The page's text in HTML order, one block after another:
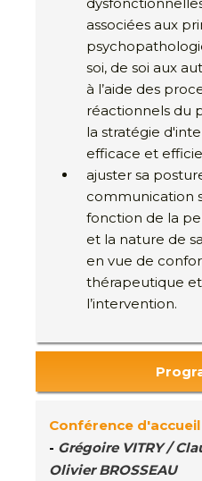
associées aux
soi, de soi aux
à l’aide des
réactionnels du
la stratégie
efficace et
ajuster sa
communication
fonction de la
et la nature de
en vue de
thérapeutique et
l’intervention.
Conférence
- Grégoire VITRY /
Olivier BROSSEAU